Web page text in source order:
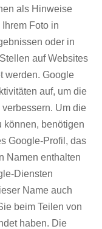
als Hinweise
Foto in
oder in
auf Websites
werden. Google
auf, um die
Um die
können, benötigen
Google-Profil, das
Namen enthalten
Diensten
Name auch
beim Teilen von
haben. Die